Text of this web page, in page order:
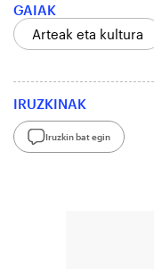
GAIAK
Arteak eta kultura
IRUZKINAK
Iruzkin bat egin